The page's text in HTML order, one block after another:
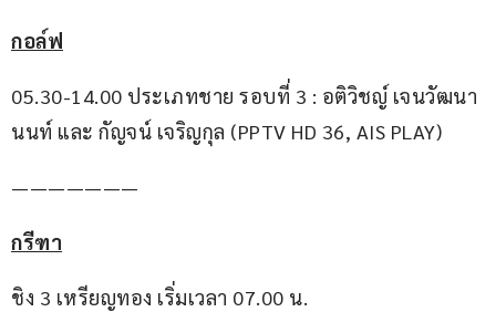
กอล์ฟ
05.30-14.00 ประเภทชาย รอบที่ 3 : อติวิชญ์ เจนวัฒนา
นนท์ และ กัญจน์ เจริญกุล (PPTV HD 36, AIS PLAY)
———————
กรีฑา
ชิง 3 เหรียญทอง เริ่มเวลา 07.00 น.